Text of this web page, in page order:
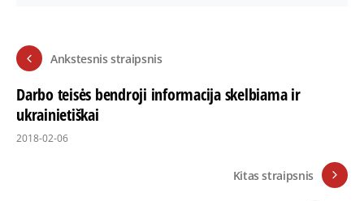
Ankstesnis straipsnis
Darbo teisės bendroji informacija skelbiama ir
ukrainietiškai
2018-02-06
Kitas straipsnis